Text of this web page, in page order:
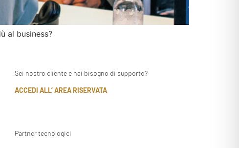
al business?
Sei nostro cliente e hai bisogno di supporto?
ACCEDI ALL’ AREA RISERVATA
Partner tecnologici